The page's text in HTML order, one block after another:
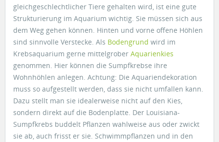
gleichgeschlechtlicher Tiere gehalten wird, ist eine gute
Strukturierung im Aquarium wichtig. Sie müssen sich aus
dem Weg gehen können. Hinten und vorne offene Höhlen
sind sinnvolle Verstecke. Als Bodengrund wird im
Krebsaquarium gerne mittelgrober Aquarienkies
genommen. Hier können die Sumpfkrebse ihre
Wohnhöhlen anlegen. Achtung: Die Aquariendekoration
muss so aufgestellt werden, dass sie nicht umfallen kann.
Dazu stellt man sie idealerweise nicht auf den Kies,
sondern direkt auf die Bodenplatte. Der Louisiana-
Sumpfkrebs buddelt Pflanzen wahlweise aus oder zwickt
sie ab, auch frisst er sie. Schwimmpflanzen und in den